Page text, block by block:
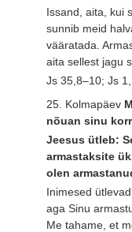
Issand, aita, kui
sunnib meid
vääratada.
aita sellest jagu
Js 35,8–10; Js
25. Kolmapäev
nõuan sinu
Jeesus ütleb:
armastaksite
olen
Inimesed
aga Sinu
Me tahame, et